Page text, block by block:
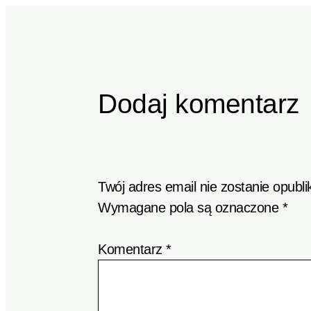
Dodaj komentarz
Twój adres email nie zostanie
Wymagane pola są oznaczone *
Komentarz*